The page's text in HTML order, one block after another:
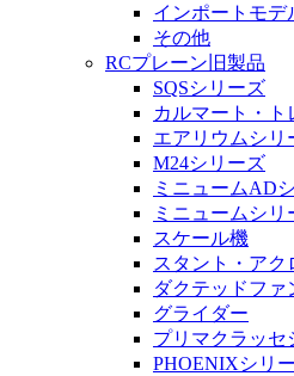
インポートモデ
その他
RCプレーン旧製品
SQSシリーズ
カルマート・ト
エアリウムシリ
M24シリーズ
ミニュームAD
ミニュームシリ
スケール機
スタント・アク
ダクテッドファ
グライダー
プリマクラッセ
PHOENIXシリ